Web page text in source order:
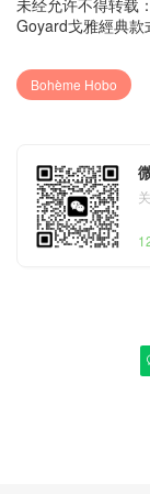
Goyard戈雅經典
Bohème Hobo